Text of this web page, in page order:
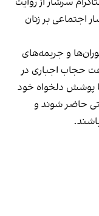
اجتماعی بر زنان
و جریمه‌های
حجاب اجباری در
با پوشش دلخواه خود
حاضر شوند و